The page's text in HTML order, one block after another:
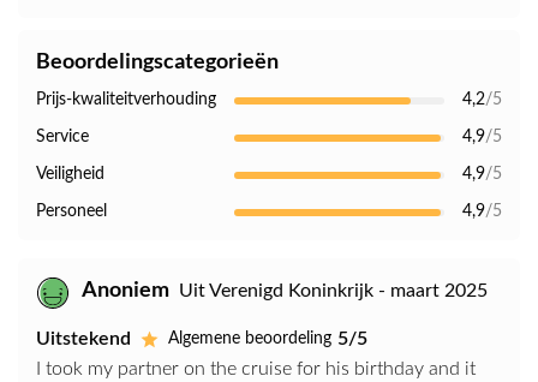
Beoordelingscategorieën
Prijs-kwaliteitverhouding 4,2/5
Service 4,9/5
Veiligheid 4,9/5
Personeel 4,9/5
Anoniem Uit Verenigd Koninkrijk - maart 2025
Uitstekend Algemene beoordeling 5/5
I took my partner on the cruise for his birthday and it